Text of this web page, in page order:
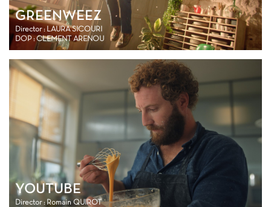
GREENWEEZ
Director : LAURA SICOURI
DOP : CLEMENT ARENOU
YOUTUBE
Director : Romain QUIROT